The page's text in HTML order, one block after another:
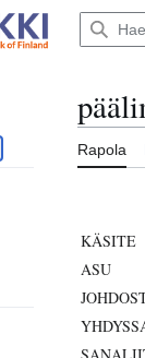
Rapola
KÄSITE
ASU